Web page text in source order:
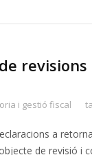
de
i gestió fiscal
a
de revisió i